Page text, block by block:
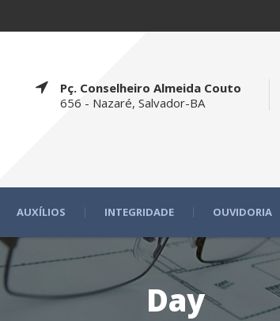
Pç. Conselheiro Almeida Couto
656 - Nazaré, Salvador-BA
AUXÍLIOS INTEGRIDADE OUVIDORIA
Day